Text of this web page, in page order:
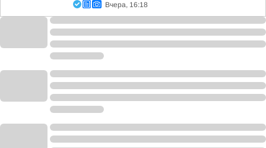
Вчера, 16:18